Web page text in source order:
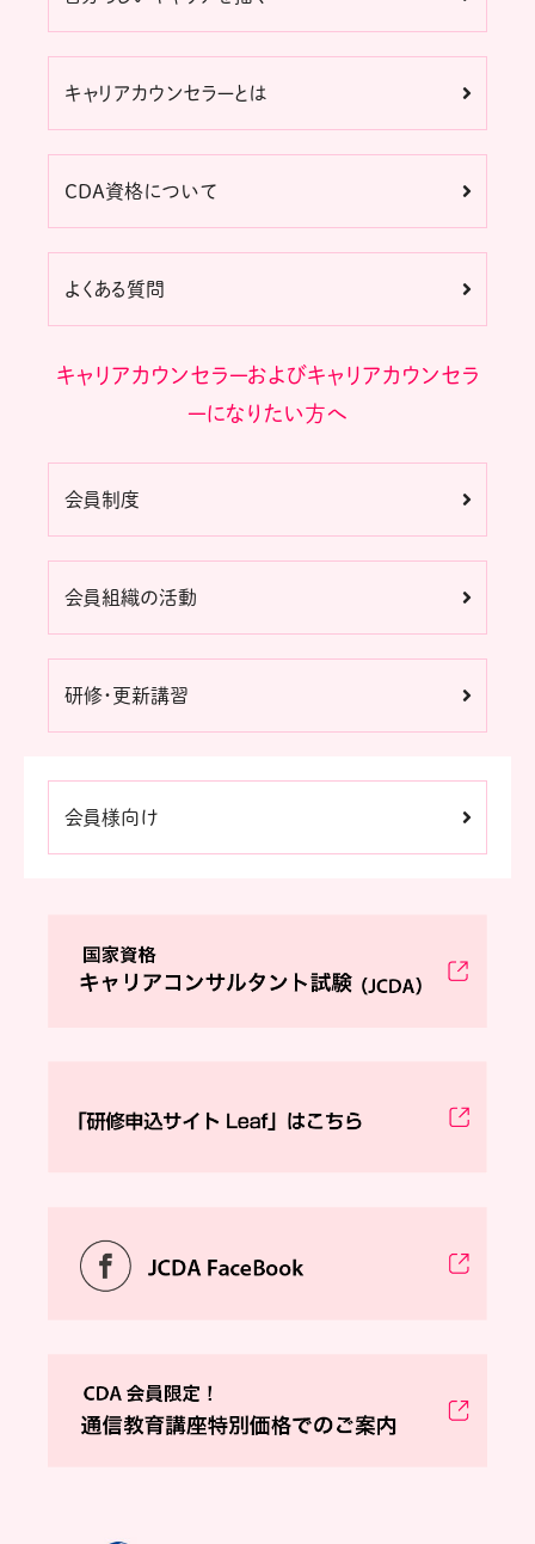
キャリアカウンセラーとは
CDA資格について
よくある質問
キャリアカウンセラーおよびキャリアカウンセラ
ーになりたい方へ
会員制度
会員組織の活動
研修・更新講習
会員様向け